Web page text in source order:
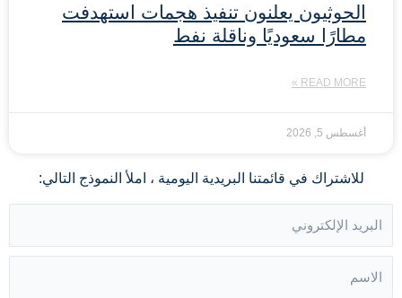
الحوثيون يعلنون تنفيذ هجمات استهدفت
مطارًا سعوديًا وناقلة نفط
READ MORE »
أغسطس 5, 2026
للاشتراك في قائمتنا البريدية اليومية ، املأ النموذج التالي: